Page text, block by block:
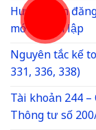
Hướng dẫn
mới thành lập
Nguyên tắc kế
331, 336, 338)
Tài khoản 244
Thông tư số